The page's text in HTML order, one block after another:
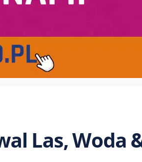
Las, Woda